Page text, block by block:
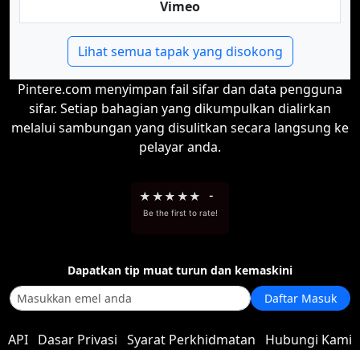
Vimeo
Lihat semua tapak yang disokong
Pintere.com menyimpan fail sifar dan data pengguna
sifar. Setiap bahagian yang dikumpulkan dialirkan
melalui sambungan yang disulitkan secara langsung ke
pelayar anda.
★ ★★ ★★ -
Be the first to rate!
Dapatkan tip muat turun dan kemaskini
Daftar Masuk
API Dasar Privasi Syarat Perkhidmatan Hubungi Kami